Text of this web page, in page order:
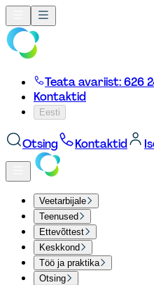
Teata avariist: 626
Kontaktid
Eesti
Otsing Kontaktid
Veetarbijale
Teenused
Ettevõttest
Keskkond
Töö ja praktika
Otsing